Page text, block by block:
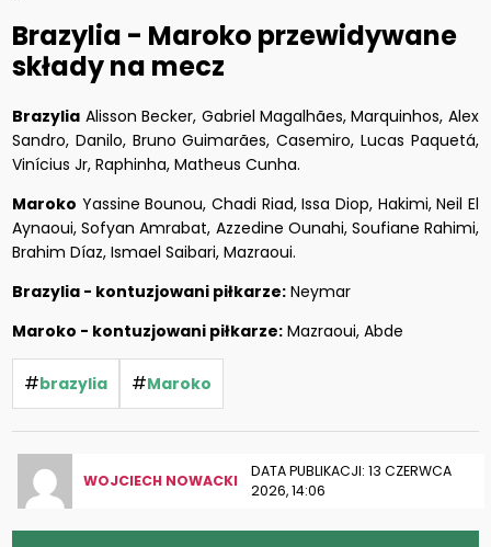
Brazylia - Maroko przewidywane
składy na mecz
Brazylia Alisson Becker, Gabriel Magalhães, Marquinhos, Alex
Sandro, Danilo, Bruno Guimarães, Casemiro, Lucas Paquetá,
Vinícius Jr, Raphinha, Matheus Cunha.
Maroko Yassine Bounou, Chadi Riad, Issa Diop, Hakimi, Neil El
Aynaoui, Sofyan Amrabat, Azzedine Ounahi, Soufiane Rahimi,
Brahim Díaz, Ismael Saibari, Mazraoui.
Brazylia - kontuzjowani piłkarze: Neymar
Maroko - kontuzjowani piłkarze: Mazraoui, Abde
#brazylia #Maroko
WOJCIECH NOWACKI
DATA PUBLIKACJI: 13 CZERWCA
2026, 14:06